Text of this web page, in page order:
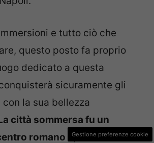
e tutto ciò che
questo posto fa proprio
dedicato a questa
sicuramente gli
la sua bellezza
città sommersa fu un
romano e, tramite
Gestione preferenze cookie